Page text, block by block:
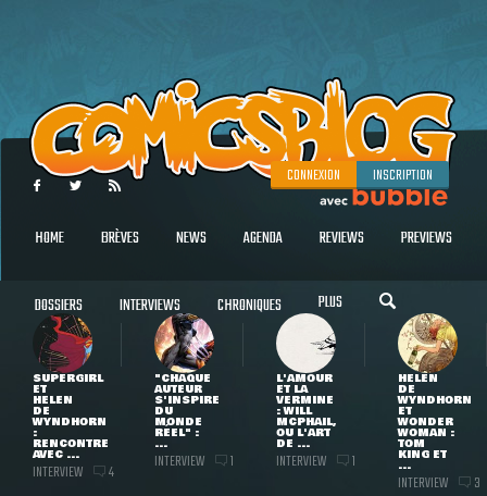
CONNEXION INSCRIPTION
HOME BRÈVES NEWS AGENDA REVIEWS PREVIEWS
DOSSIERS INTERVIEWS CHRONIQUES PLUS
SUPERGIRL
ET
HELEN
DE
WYNDHORN
:
RENCONTRE
AVEC ...
INTERVIEW 4
"CHAQUE
AUTEUR
S'INSPIRE
DU
MONDE
RÉEL" :
...
INTERVIEW 1
L'AMOUR
ET LA
VERMINE
: WILL
MCPHAIL,
OU L'ART
DE ...
INTERVIEW 1
HELEN
DE
WYNDHORN
ET
WONDER
WOMAN :
TOM
KING ET
...
INTERVIEW 3